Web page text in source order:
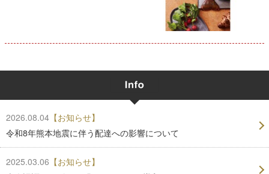
2026.08.04 【お知らせ】
令和8年熊本地震に伴う配達への影響について
2025.03.06 【お知らせ】